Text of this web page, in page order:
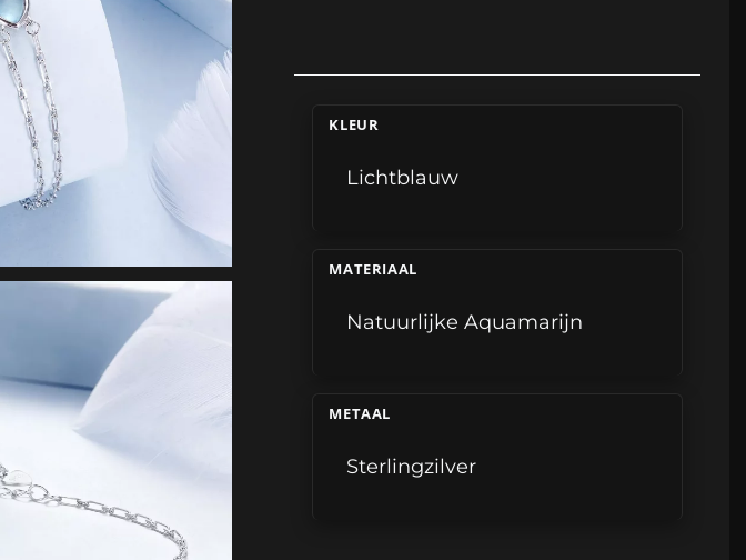
KLEUR
Lichtblauw
MATERIAAL
Natuurlijke Aquamarijn
METAAL
Sterlingzilver